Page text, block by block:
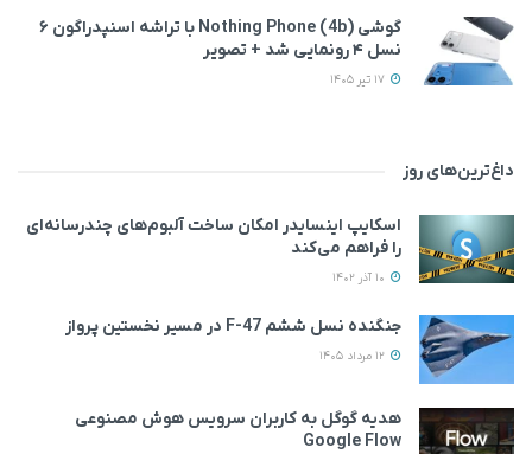
گوشی Nothing Phone (4b) با تراشه اسنپدراگون ۶
نسل ۴ رونمایی شد + تصویر
داغ‌ترین‌های روز
اسکایپ اینسایدر امکان ساخت آلبوم‌های چندرسانه‌ای
را فراهم می‌کند
جنگنده نسل ششم F-47 در مسیر نخستین پرواز
هدیه گوگل به کاربران سرویس هوش مصنوعی
Google Flow